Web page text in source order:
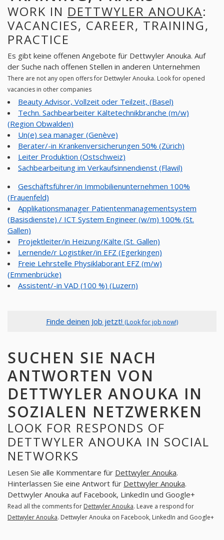
WORK IN DETTWYLER ANOUKA:
VACANCIES, CAREER, TRAINING,
PRACTICE
Es gibt keine offenen Angebote für Dettwyler Anouka. Auf
der Suche nach offenen Stellen in anderen Unternehmen
There are not any open offers for Dettwyler Anouka. Look for opened
vacancies in other companies
Beauty Advisor, Vollzeit oder Teilzeit, (Basel)
Techn. Sachbearbeiter Kältetechnikbranche (m/w)
(Region Obwalden)
Un(e) sea manager (Genève)
Berater/-in Krankenversicherungen 50% (Zürich)
Leiter Produktion (Ostschweiz)
Sachbearbeitung im Verkaufsinnendienst (Flawil)
Geschäftsführer/in Immobilienunternehmen 100%
(Frauenfeld)
Applikationsmanager Patientenmanagementsystem
(Basisdienste) / ICT System Engineer (w/m) 100% (St.
Gallen)
Projektleiter/in Heizung/Kälte (St. Gallen)
Lernende/r Logistiker/in EFZ (Egerkingen)
Freie Lehrstelle Physiklaborant EFZ (m/w)
(Emmenbrücke)
Assistent/-in VAD (100 %) (Luzern)
Finde deinen Job jetzt! (Look for job now!)
SUCHEN SIE NACH
ANTWORTEN VON
DETTWYLER ANOUKA IN
SOZIALEN NETZWERKEN
LOOK FOR RESPONDS OF
DETTWYLER ANOUKA IN SOCIAL
NETWORKS
Lesen Sie alle Kommentare für Dettwyler Anouka.
Hinterlassen Sie eine Antwort für Dettwyler Anouka.
Dettwyler Anouka auf Facebook, LinkedIn und Google+
Read all the comments for Dettwyler Anouka. Leave a respond for
Dettwyler Anouka. Dettwyler Anouka on Facebook, LinkedIn and Google+